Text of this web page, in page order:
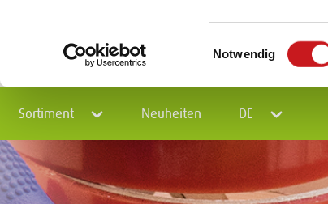
Einwilligungsauswahl
Notwendig
Sortiment Neuheiten DE